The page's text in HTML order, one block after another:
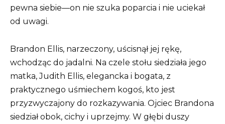
pewna siebie—on nie szuka poparcia i nie uciekał
od uwagi.
Brandon Ellis, narzeczony, uścisnął jej rękę,
wchodząc do jadalni. Na czele stołu siedziała jego
matka, Judith Ellis, elegancka i bogata, z
praktycznego uśmiechem kogoś, kto jest
przyzwyczajony do rozkazywania. Ojciec Brandona
siedział obok, cichy i uprzejmy. W głębi duszy